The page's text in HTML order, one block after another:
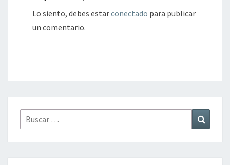
Lo siento, debes estarconectado para publicar
un comentario.
Buscar
por: